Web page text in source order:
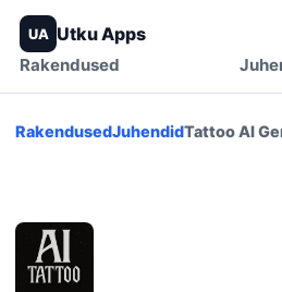
UA Utku Apps
Rakendused
RakendusedJuhendidTattoo AI